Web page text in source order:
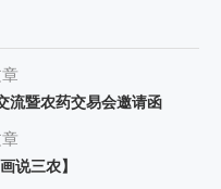
流暨农药交易会邀请函
说三农】